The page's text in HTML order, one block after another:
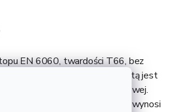
EN 6060, twardości T66, bez
Ich niewątpliwą zaletą jest
i produkcji metalowej.
kg. Waga produktu na 1 metr wynosi